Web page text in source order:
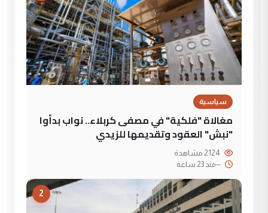
سياسية
مغالاة "فلكية" في مصفى كربلاء.. نواب بدأوا
"نبش" العقود وتقديمها للزيدي
--منذ 23 ساعة
2